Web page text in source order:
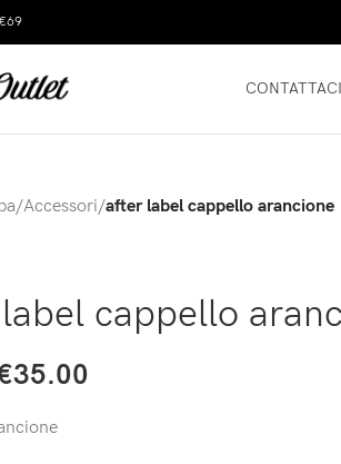
CONTATTACI
/Accessori/after label cappello arancione
cappello
35.00